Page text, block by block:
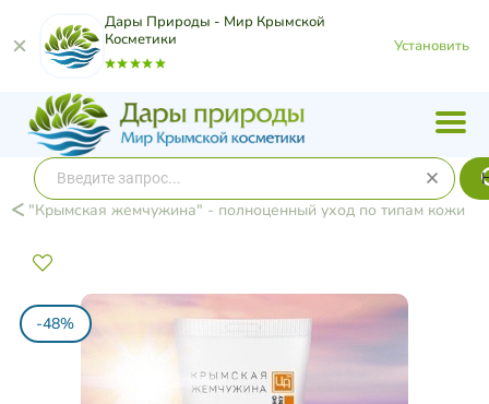
Дары Природы - Мир Крымской
Косметики
Установить
"Крымская жемчужина" - полноценный уход по типам кожи
-48%